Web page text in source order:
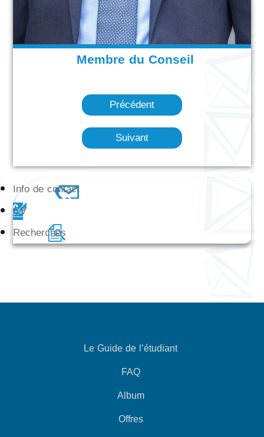
Membre du Conseil
Précédent
Suivant
Info de contact
CV
Recherches
Le Guide de l’étudiant
FAQ
Album
Offres